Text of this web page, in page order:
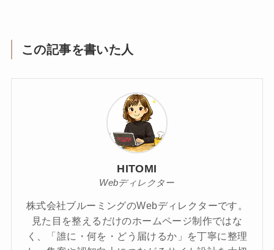
この記事を書いた人
HITOMI
Webディレクター
株式会社ブルーミングのWebディレクターです。
見た目を整えるだけのホームページ制作ではな
く、「誰に・何を・どう届けるか」を丁寧に整理